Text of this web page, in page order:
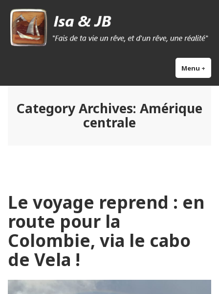
Skip
content
Isa & Jb blog
Menu +
Category Archives: Amérique
centrale
Le voyage reprend : en
route pour la
Colombie, via le cabo
de Vela !